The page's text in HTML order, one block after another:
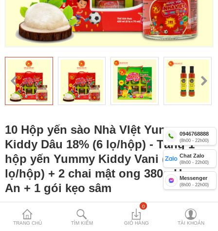
Yến sào Nhà Việt 15%
Yến sào Nhà Việt 12%
Combo yến lọ Nhà Việt
Yến Yummy Kiddy 18% cho trẻ
Compare
Mặt hàng yêu
thích (0)
Currency
TRANG CHỦ TÌM KIẾM
0
GIỎ HÀNG TÀI KHOẢN
10 Hộp yến sào Nhà VIệt Yummy
Kiddy Dâu 18% (6 lọ/hộp) - Tặng 1
hộp yến Yummy Kiddy Vani (6
lọ/hộp) + 2 chai mật ong 380g Honey
An + 1 gói kẹo sâm
MÃ SẢN PHẨM:
0 VNĐ
0946768888
(8h00 - 22h00)
Chat Zalo
(8h00 - 22h00)
Messenger
(8h00 - 22h00)